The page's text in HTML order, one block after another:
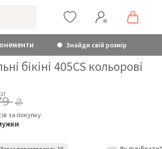
Знайди свій розмір
бікіні 405CS кольорові
₴
за покупку